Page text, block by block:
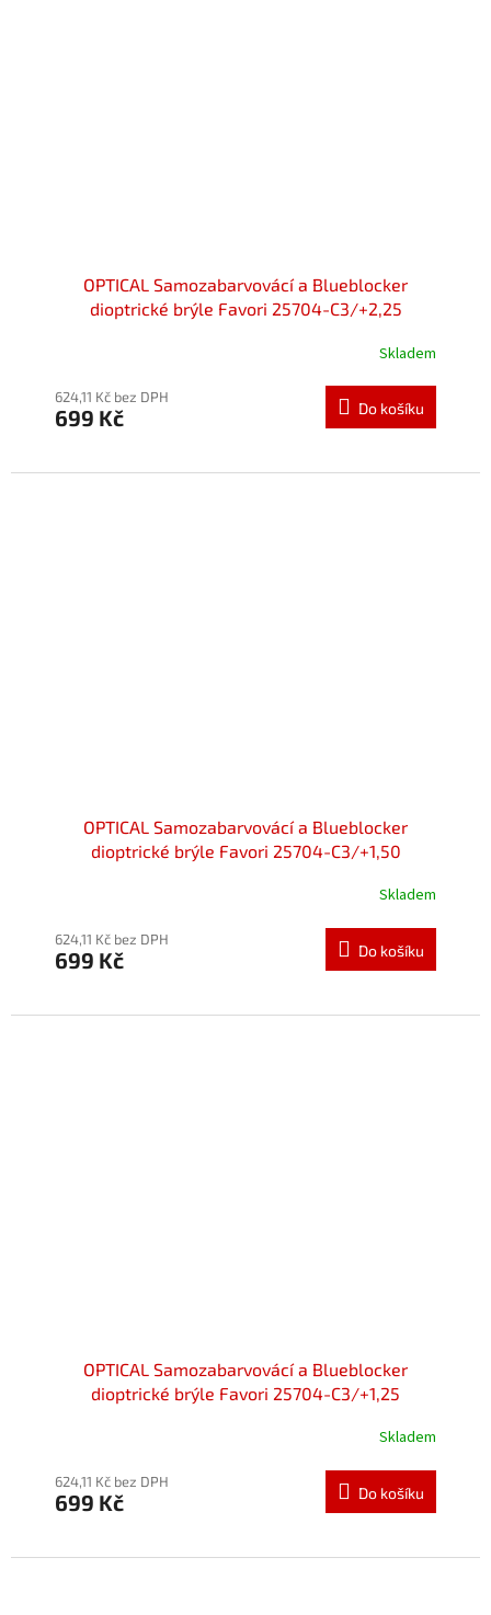
OPTICAL Samozabarvovácí a Blueblocker
dioptrické brýle Favori 25704-C3/+2,25
Skladem
624,11 Kč bez DPH
699 Kč Do košíku
OPTICAL Samozabarvovácí a Blueblocker
dioptrické brýle Favori 25704-C3/+1,50
Skladem
624,11 Kč bez DPH
699 Kč Do košíku
OPTICAL Samozabarvovácí a Blueblocker
dioptrické brýle Favori 25704-C3/+1,25
Skladem
624,11 Kč bez DPH
699 Kč Do košíku